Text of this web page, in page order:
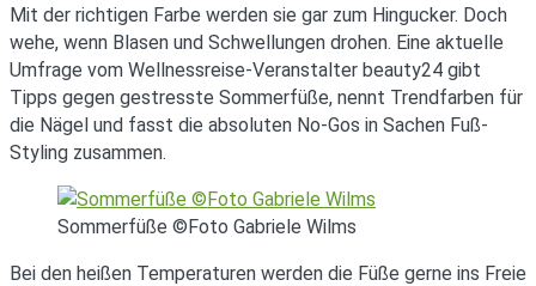
Mit der richtigen Farbe werden sie gar zum Hingucker. Doch
wehe, wenn Blasen und Schwellungen drohen. Eine aktuelle
Umfrage vom Wellnessreise-Veranstalter beauty24 gibt
Tipps gegen gestresste Sommerfüße, nennt Trendfarben für
die Nägel und fasst die absoluten No-Gos in Sachen Fuß-
Styling zusammen.
Sommerfüße ©Foto Gabriele Wilms
Bei den heißen Temperaturen werden die Füße gerne ins Freie